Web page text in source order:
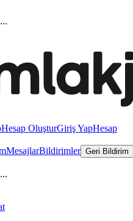
Hesap OluşturGiriş YapHesap
MesajlarBildirimler Geri Bildirim